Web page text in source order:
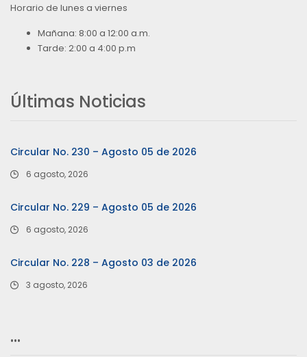
Horario de lunes a viernes
Mañana: 8:00 a 12:00 a.m.
Tarde: 2:00 a 4:00 p.m
Últimas Noticias
Circular No. 230 – Agosto 05 de 2026
6 agosto, 2026
Circular No. 229 – Agosto 05 de 2026
6 agosto, 2026
Circular No. 228 – Agosto 03 de 2026
3 agosto, 2026
…